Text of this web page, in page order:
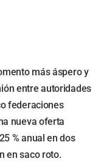
más áspero y
entre autoridades
federaciones
nueva oferta
% anual en dos
en saco roto.